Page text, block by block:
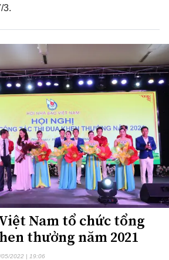
3.
Nam tổ chức tổng
thưởng năm 2021
05/2022 | 19:06